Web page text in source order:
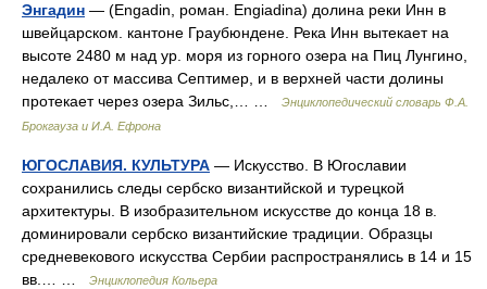
Энгадин — (Engadin, роман. Engiadina) долина реки Инн в
швейцарском. кантоне Граубюндене. Река Инн вытекает на
высоте 2480 м над ур. моря из горного озера на Пиц Лунгино,
недалеко от массива Септимер, и в верхней части долины
протекает через озера Зильс,… …
Энциклопедический словарь Ф.А.
Брокгауза и И.А. Ефрона
ЮГОСЛАВИЯ. КУЛЬТУРА — Искусство. В Югославии
сохранились следы сербско византийской и турецкой
архитектуры. В изобразительном искусстве до конца 18 в.
доминировали сербско византийские традиции. Образцы
средневекового искусства Сербии распространялись в 14 и 15
вв.… …
Энциклопедия Кольера